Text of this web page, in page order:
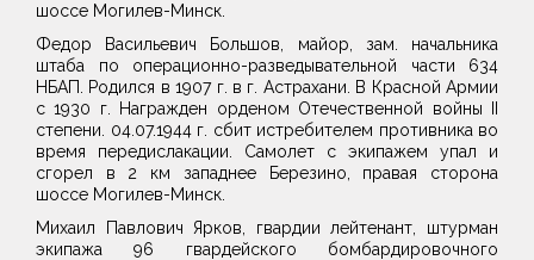
шоссе Могилев-Минск.
Федор Васильевич Большов, майор, зам. начальника
штаба по операционно-разведывательной части 634
НБАП. Родился в 1907 г. в г. Астрахани. В Красной Армии
с 1930 г. Награжден орденом Отечественной войны II
степени. 04.07.1944 г. сбит истребителем противника во
время передислакации. Самолет с экипажем упал и
сгорел в 2 км западнее Березино, правая сторона
шоссе Могилев-Минск.
Михаил Павлович Ярков, гвардии лейтенант, штурман
экипажа 96 гвардейского бомбардировочного